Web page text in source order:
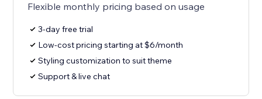
Flexible monthly pricing based on usage
3-day free trial
Low-cost pricing starting at $6/month
Styling customization to suit theme
Support & live chat